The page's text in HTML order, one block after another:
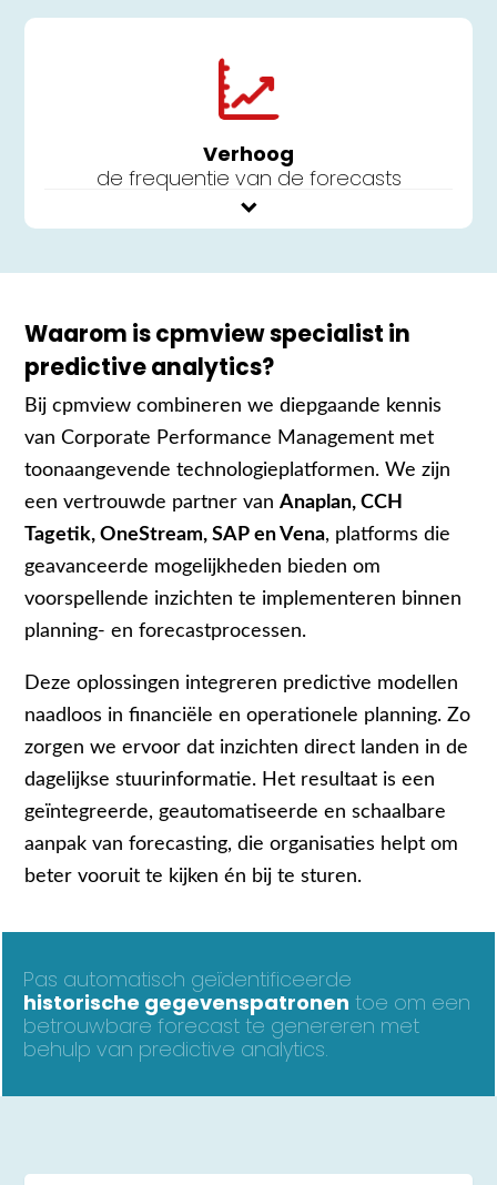
Verhoog
de frequentie van de forecasts
Waarom is cpmview specialist in
predictive analytics?
Bij cpmview combineren we diepgaande kennis
van Corporate Performance Management met
toonaangevende technologieplatformen. We zijn
een vertrouwde partner vanAnaplan, CCH
Tagetik, OneStream, SAP en Vena, platforms die
geavanceerde mogelijkheden bieden om
voorspellende inzichten te implementeren binnen
planning- en forecastprocessen.
Deze oplossingen integreren predictive modellen
naadloos in financiële en operationele planning. Zo
zorgen we ervoor dat inzichten direct landen in de
dagelijkse stuurinformatie. Het resultaat is een
geïntegreerde, geautomatiseerde en schaalbare
aanpak van forecasting, die organisaties helpt om
beter vooruit te kijken én bij te sturen.
Pas automatisch geïdentificeerde
historische gegevenspatronen toe om een
betrouwbare forecast te genereren met
behulp van predictive analytics.